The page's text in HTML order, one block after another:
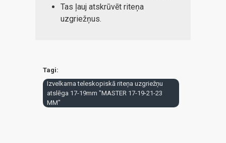
Tas ļauj atskrūvēt riteņa
uzgriežņus.
Tagi:
Izvelkama teleskopiskā riteņa uzgriežņu
atslēga 17-19mm "MASTER 17-19-21-23
MM"